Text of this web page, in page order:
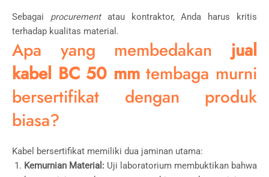
Sebagai procurementatau kontraktor, Anda harus kritis
terhadap kualitas material.
Apa yang membedakanjual
kabel BC 50 mmtembaga murni
bersertifikat dengan produk
biasa?
Kabel bersertifikat memiliki dua jaminan utama:
Kemurnian Material: Uji laboratorium membuktikan bahwa